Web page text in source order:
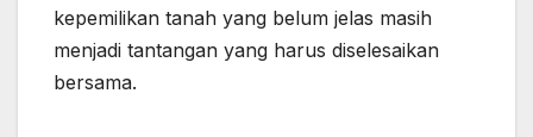
kepemilikan tanah yang belum jelas masih
menjadi tantangan yang harus diselesaikan
bersama.